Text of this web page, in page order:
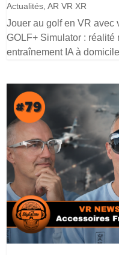
Actualités,AR VR XR
Jouer au golf en VR avec
GOLF+ Simulator : réalité
entraînement IA à